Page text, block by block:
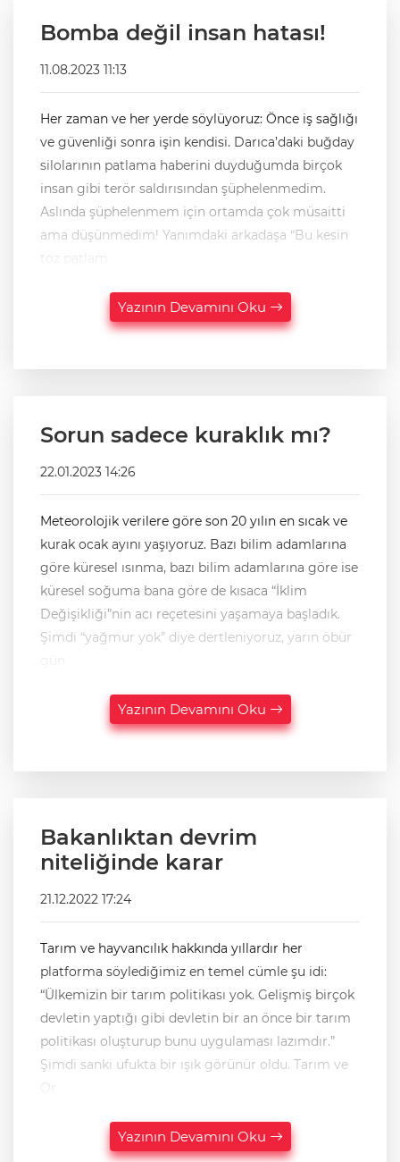
Bomba değil insan hatası!
11.08.2023 11:13
Her zaman ve her yerde söylüyoruz: Önce iş sağlığı
ve güvenliği sonra işin kendisi. Darıca’daki buğday
silolarının patlama haberini duyduğumda birçok
insan gibi terör saldırısından şüphelenmedim.
Aslında şüphelenmem için ortamda çok müsaitti
ama düşünmedim! Yanımdaki arkadaşa “Bu kesin
Yazının Devamını Oku
Sorun sadece kuraklık mı?
22.01.2023 14:26
Meteorolojik verilere göre son 20 yılın en sıcak ve
kurak ocak ayını yaşıyoruz. Bazı bilim adamlarına
göre küresel ısınma, bazı bilim adamlarına göre ise
küresel soğuma bana göre de kısaca “İklim
Değişikliği”nin acı reçetesini yaşamaya başladık.
Şimdi “yağmur yok” diye dertleniyoruz, yarın öbür
Yazının Devamını Oku
Bakanlıktan devrim
niteliğinde karar
21.12.2022 17:24
Tarım ve hayvancılık hakkında yıllardır her
platforma söylediğimiz en temel cümle şu idi:
“Ülkemizin bir tarım politikası yok. Gelişmiş birçok
devletin yaptığı gibi devletin bir an önce bir tarım
politikası oluşturup bunu uygulaması lazımdır.”
Şimdi sanki ufukta bir ışık görünür oldu. Tarım ve
Or
Yazının Devamını Oku